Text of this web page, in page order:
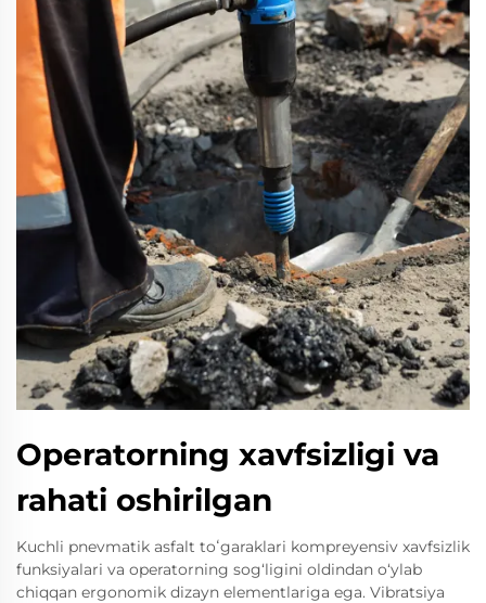
Operatorning xavfsizligi va
rahati oshirilgan
Kuchli pnevmatik asfalt toʻgaraklari kompreyensiv xavfsizlik
funksiyalari va operatorning sog‘ligini oldindan o‘ylab
chiqqan ergonomik dizayn elementlariga ega. Vibratsiya